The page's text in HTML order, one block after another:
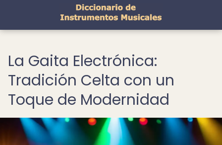
La Gaita Electrónica:
Tradición Celta con un
Toque de Modernidad